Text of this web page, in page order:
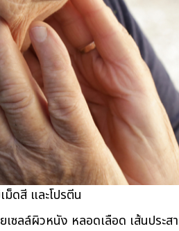
ดสี และโปรตีน
ซลล์ผิวหนัง หลอดเลือด เส้นประส